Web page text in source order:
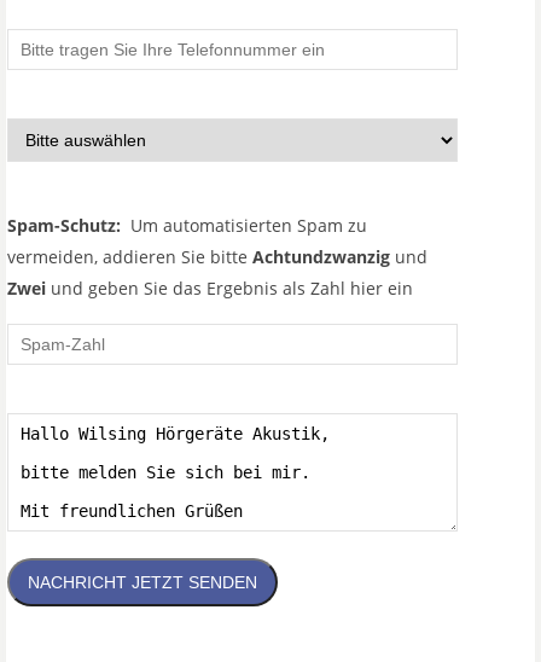
Spam-Schutz: Um automatisierten Spam zu
vermeiden, addieren Sie bitte Achtundzwanzig und
Zwei und geben Sie das Ergebnis als Zahl hier ein
NACHRICHT JETZT SENDEN